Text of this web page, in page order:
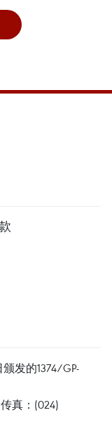
发的1374/GP-
传真：(024)